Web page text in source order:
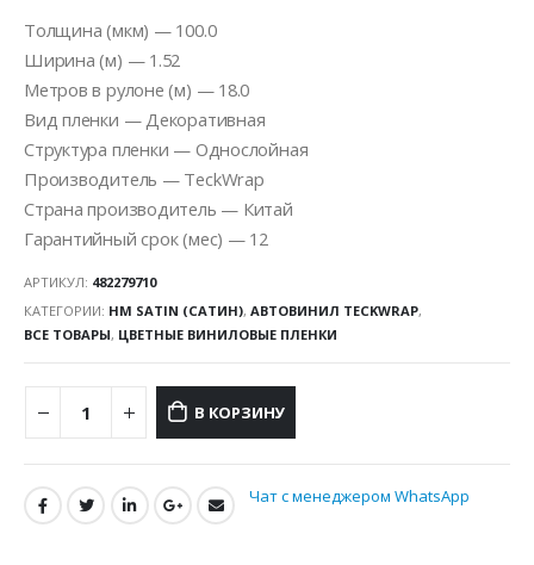
Толщина (мкм) — 100.0
Ширина (м) — 1.52
Метров в рулоне (м) — 18.0
Вид пленки — Декоративная
Структура пленки — Однослойная
Производитель — TeckWrap
Страна производитель — Китай
Гарантийный срок (мес) — 12
АРТИКУЛ: 482279710
КАТЕГОРИИ: HM SATIN (САТИН), АВТОВИНИЛ TECKWRAP,
ВСЕ ТОВАРЫ, ЦВЕТНЫЕ ВИНИЛОВЫЕ ПЛЕНКИ
В КОРЗИНУ
Чат с менеджером WhatsApp